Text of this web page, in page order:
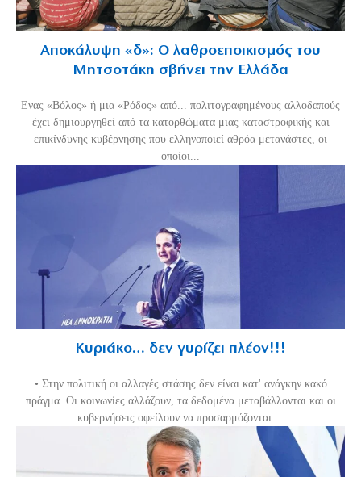
Αποκάλυψη «δ»: Ο λαθροεποικισμός του
Μητσοτάκη σβήνει την Ελλάδα
Ενας «Βόλος» ή μια «Ρόδος» από... πολιτογραφημένους αλλοδαπούς
έχει δημιουργηθεί από τα κατορθώματα μιας καταστροφικής και
επικίνδυνης κυβέρνησης που ελληνοποιεί αθρόα μετανάστες, οι
οποίοι...
Κυριάκο… δεν γυρίζει πλέον!!!
• Στην πολιτική οι αλλαγές στάσης δεν είναι κατ' ανάγκην κακό
πράγμα. Οι κοινωνίες αλλάζουν, τα δεδομένα μεταβάλλονται και οι
κυβερνήσεις οφείλουν να προσαρμόζονται....